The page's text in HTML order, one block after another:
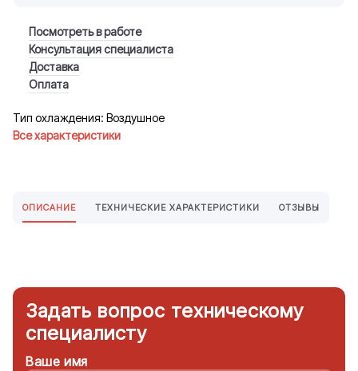
Посмотреть в работе
Консультация специалиста
Доставка
Оплата
Тип охлаждения: Воздушное
Все характеристики
ОПИСАНИЕ ТЕХНИЧЕСКИЕ ХАРАКТЕРИСТИКИ ОТЗЫВЫ
Задать вопрос техническому
специалисту
Ваше имя